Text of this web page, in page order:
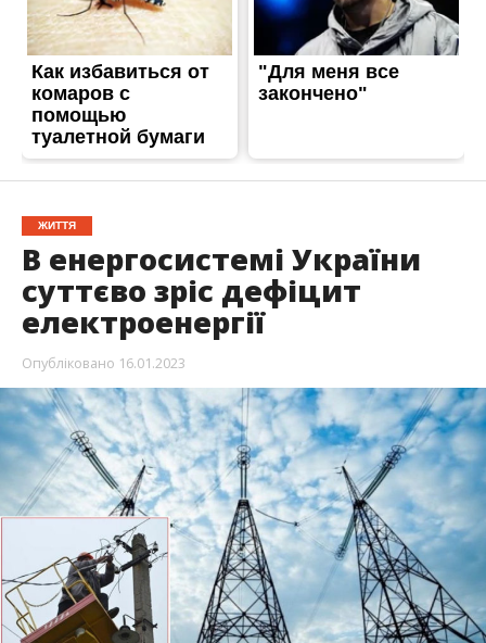
ЖИТТЯ
В енергосистемі України
суттєво зріс дефіцит
електроенергії
Опубліковано 16.01.2023